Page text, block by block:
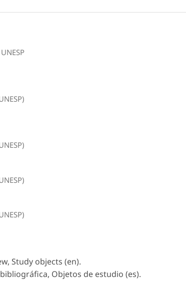
Study objects (en).
Objetos de estudio (es).